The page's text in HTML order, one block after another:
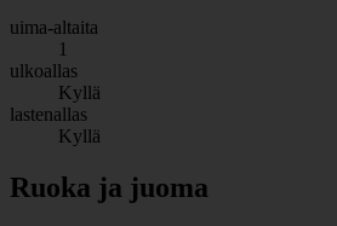
uima-altaita
1
ulkoallas
Kyllä
lastenallas
Kyllä
Ruoka ja juoma